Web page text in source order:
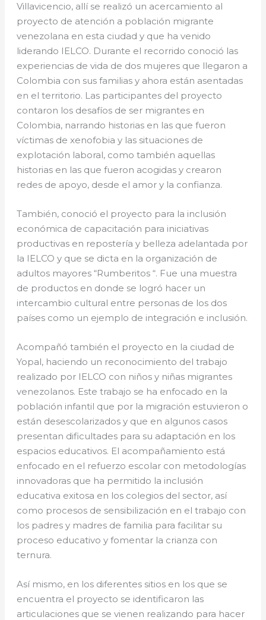
Villavicencio, allí se realizó un acercamiento al
proyecto de atención a población migrante
venezolana en esta ciudad y que ha venido
liderando IELCO. Durante el recorrido conoció las
experiencias de vida de dos mujeres que llegaron a
Colombia con sus familias y ahora están asentadas
en el territorio. Las participantes del proyecto
contaron los desafíos de ser migrantes en
Colombia, narrando historias en las que fueron
víctimas de xenofobia y las situaciones de
explotación laboral, como también aquellas
historias en las que fueron acogidas y crearon
redes de apoyo, desde el amor y la confianza.
También, conoció el proyecto para la inclusión
económica de capacitación para iniciativas
productivas en repostería y belleza adelantada por
la IELCO y que se dicta en la organización de
adultos mayores “Rumberitos “. Fue una muestra
de productos en donde se logró hacer un
intercambio cultural entre personas de los dos
países como un ejemplo de integración e inclusión.
Acompañó también el proyecto en la ciudad de
Yopal, haciendo un reconocimiento del trabajo
realizado por IELCO con niños y niñas migrantes
venezolanos. Este trabajo se ha enfocado en la
población infantil que por la migración estuvieron o
están desescolarizados y que en algunos casos
presentan dificultades para su adaptación en los
espacios educativos. El acompañamiento está
enfocado en el refuerzo escolar con metodologías
innovadoras que ha permitido la inclusión
educativa exitosa en los colegios del sector, así
como procesos de sensibilización en el trabajo con
los padres y madres de familia para facilitar su
proceso educativo y fomentar la crianza con
ternura.
Así mismo, en los diferentes sitios en los que se
encuentra el proyecto se identificaron las
articulaciones que se vienen realizando para hacer